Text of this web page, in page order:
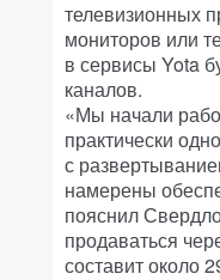
телевизионных
мониторов или
в сервисы Yota
каналов.
«Мы начали
практически
с
намерены
пояснил
продаваться
составит около